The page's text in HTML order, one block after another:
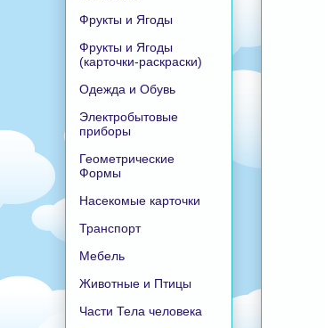
Фрукты и Ягоды
Фрукты и Ягоды
(карточки-раскраски)
Одежда и Обувь
Электробытовые
приборы
Геометрические
Формы
Насекомые карточки
Транспорт
Мебель
Животные и Птицы
Части Тела человека